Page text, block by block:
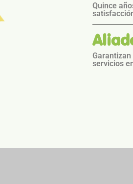
Quince
servicios